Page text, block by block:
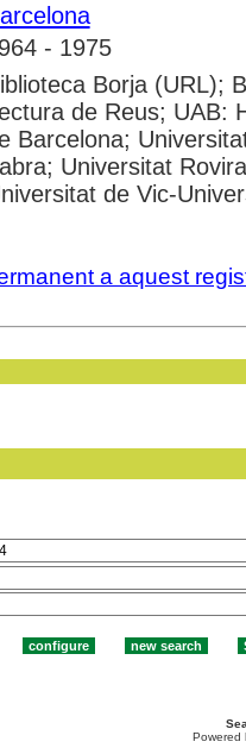
- 1975
Borja (URL);
de Reus; UAB:
Barcelona;
Universitat
de Vic-
a aquest